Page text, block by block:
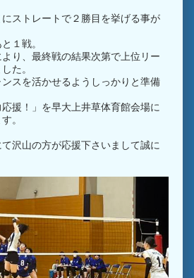
ストレートで２勝目を挙げる事が
１戦。
り、最終戦の結果次第で上位リー
た。
スを活かせるようしっかりと準備
援！」を早大上井草体育館会場に
。
沢山の方が応援下さいまして誠に